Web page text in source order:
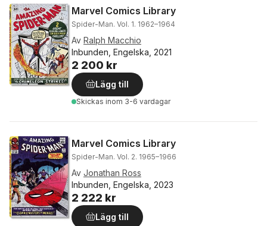
Marvel Comics Library
Spider-Man. Vol. 1. 1962–1964
Av Ralph Macchio
Inbunden, Engelska, 2021
2 200 kr
Lägg till
Skickas inom 3-6 vardagar
Marvel Comics Library
Spider-Man. Vol. 2. 1965–1966
Av Jonathan Ross
Inbunden, Engelska, 2023
2 222 kr
Lägg till